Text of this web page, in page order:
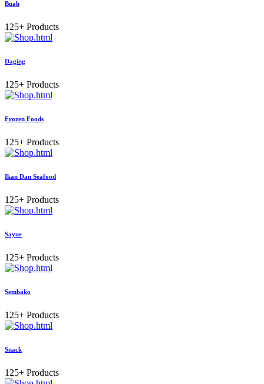
Buah
125+ Products
Daging
125+ Products
Frozen Foods
125+ Products
Ikan Dan Seafood
125+ Products
Sayur
125+ Products
Sembako
125+ Products
Snack
125+ Products